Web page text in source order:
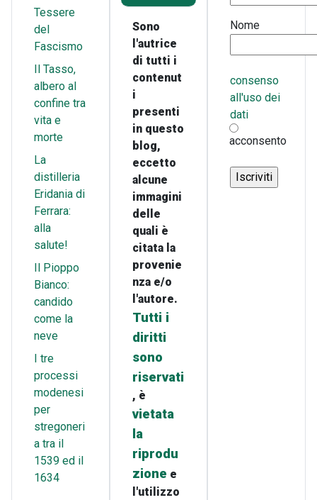
Tessere
del
Fascismo
Il Tasso,
albero al
confine tra
vita e
morte
La
distilleria
Eridania di
Ferrara:
alla
salute!
Il Pioppo
Bianco:
candido
come la
neve
I tre
processi
modenesi
per
stregoneri
a tra il
1539 ed il
1634
Sono
l'autrice
di tutti i
contenut
i
presenti
in questo
blog,
eccetto
alcune
immagini
delle
quali è
citata la
provenie
nza e/o
l'autore.
Tutti i
diritti
sono
riservati
, è
vietata
la
riprodu
zione e
l'utilizzo
Nome
consenso
all'uso dei
dati
acconsento